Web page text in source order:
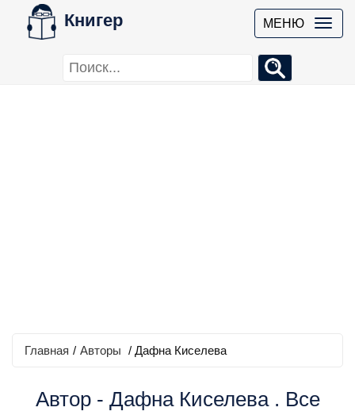
Книгер МЕНЮ
Главная / Авторы / Дафна Киселева
Автор - Дафна Киселева . Все